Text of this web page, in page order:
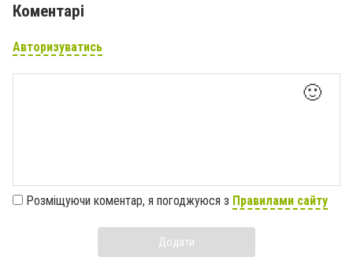
Коментарі
Авторизуватись
🙂
Розміщуючи коментар, я погоджуюся з Правилами сайту
Додати